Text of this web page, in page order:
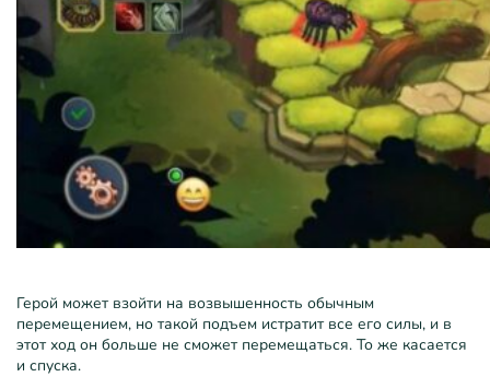
Герой может взойти на возвышенность обычным
перемещением, но такой подъем истратит все его силы, и в
этот ход он больше не сможет перемещаться. То же касается
и спуска.